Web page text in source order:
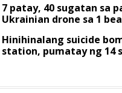
7 patay, 40 sugatan sa
Ukrainian drone sa 1
Hinihinalang suicide
station, pumatay ng 14